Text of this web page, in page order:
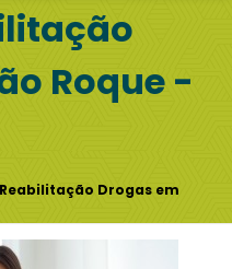
Roque -
Drogas em